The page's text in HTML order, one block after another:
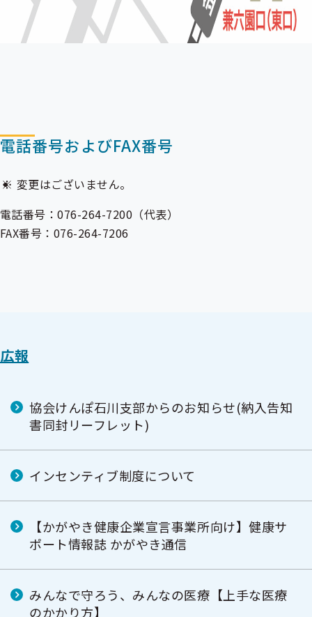
電話番号およびFAX番号
変更はございません。
電話番号：076-264-7200（代表）
FAX番号：076-264-7206
広報
協会けんぽ石川支部からのお知らせ(納入告知
書同封リーフレット)
インセンティブ制度について
【かがやき健康企業宣言事業所向け】健康サ
ポート情報誌 かがやき通信
みんなで守ろう、みんなの医療【上手な医療
のかかり方】